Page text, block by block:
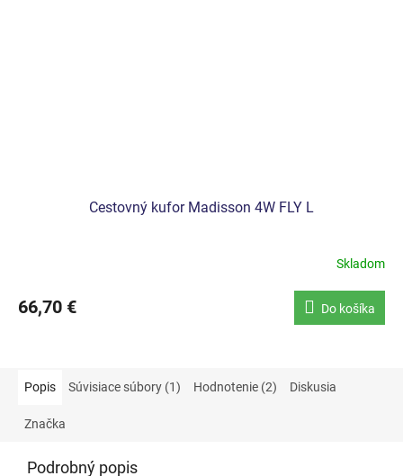
Cestovný kufor Madisson 4W FLY L
Skladom
66,70 € Do košíka
Popis Súvisiace súbory (1) Hodnotenie (2) Diskusia
Značka
Podrobný popis